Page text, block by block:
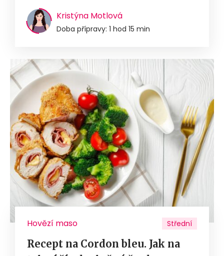
Kristýna Motlová
Doba přípravy: 1 hod 15 min
Hovězí maso Střední
Recept na Cordon bleu. Jak na